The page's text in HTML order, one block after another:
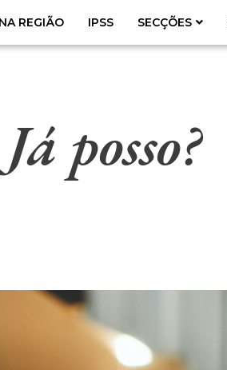
NA REGIÃO IPSS SECÇÕES
posso?